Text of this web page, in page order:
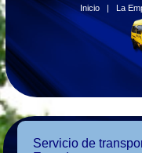
Inicio |La
Servicio de